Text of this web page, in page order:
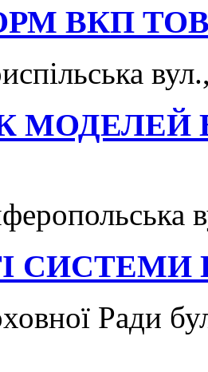
ВКП
МОДЕЛЕЙ
СИСТЕМИ
Ради